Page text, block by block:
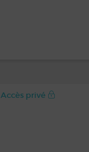
Accès privé